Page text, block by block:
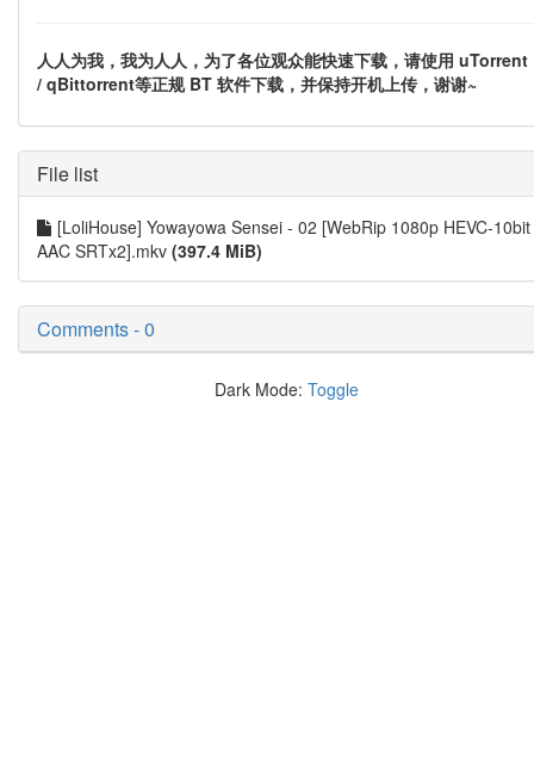
人人为我，我为人人，为了各位观众能快速下载，请使用 uTorrent
/ qBittorrent等正规 BT 软件下载，并保持开机上传，谢谢~
File list
[LoliHouse] Yowayowa Sensei - 02 [WebRip 1080p HEVC-10bit
AAC SRTx2].mkv (397.4 MiB)
Comments - 0
Dark Mode: Toggle